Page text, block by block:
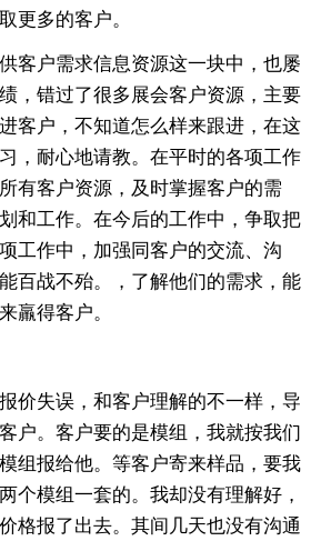
更多的客户。
户需求信息资源这一块中，也屡
，错过了很多展会客户资源，主要
客户，不知道怎么样来跟进，在这
，耐心地请教。在平时的各项工作
有客户资源，及时掌握客户的需
和工作。在今后的工作中，争取把
工作中，加强同客户的交流、沟
百战不殆。，了解他们的需求，能
羸得客户。
失误，和客户理解的不一样，导
户。客户要的是模组，我就按我们
组报给他。等客户寄来样品，要我
个模组一套的。我却没有理解好，
格报了出去。其间几天也没有沟通